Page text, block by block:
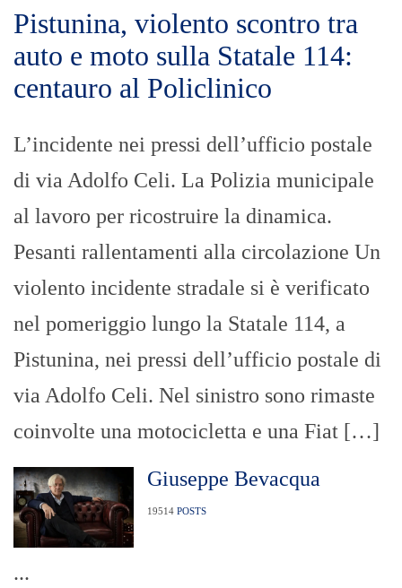
Pistunina, violento scontro tra
auto e moto sulla Statale 114:
centauro al Policlinico
L’incidente nei pressi dell’ufficio postale
di via Adolfo Celi. La Polizia municipale
al lavoro per ricostruire la dinamica.
Pesanti rallentamenti alla circolazione Un
violento incidente stradale si è verificato
nel pomeriggio lungo la Statale 114, a
Pistunina, nei pressi dell’ufficio postale di
via Adolfo Celi. Nel sinistro sono rimaste
coinvolte una motocicletta e una Fiat […]
Giuseppe Bevacqua
19514 POSTS
...